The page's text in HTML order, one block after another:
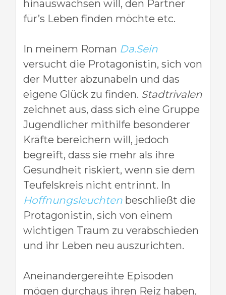
hinauswachsen will, den Partner
für’s Leben finden möchte etc.
In meinem Roman Da.Sein
versucht die Protagonistin, sich von
der Mutter abzunabeln und das
eigene Glück zu finden. Stadtrivalen
zeichnet aus, dass sich eine Gruppe
Jugendlicher mithilfe besonderer
Kräfte bereichern will, jedoch
begreift, dass sie mehr als ihre
Gesundheit riskiert, wenn sie dem
Teufelskreis nicht entrinnt. In
Hoffnungsleuchten beschließt die
Protagonistin, sich von einem
wichtigen Traum zu verabschieden
und ihr Leben neu auszurichten.
Aneinandergereihte Episoden
mögen durchaus ihren Reiz haben,